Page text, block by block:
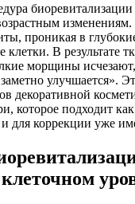
проникая в
В результате
морщины
улучшается».
декоративной
которое подходит
для коррекции уже